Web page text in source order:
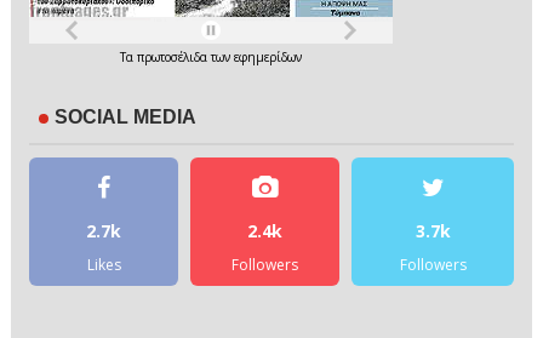
Τα πρωτοσέλιδατων εφημερίδων
SOCIAL MEDIA
2.7k
Likes
2.4k
Followers
3.7k
Followers